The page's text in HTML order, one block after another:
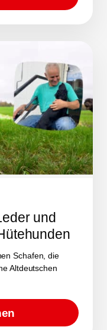
und
Schafen, die
Altdeutschen